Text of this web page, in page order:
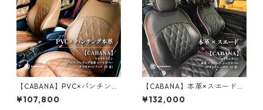
【CABANA】PVC×パンチング
本革 シートカバー ロイヤルラ
イン アフターヌーンティー（F
¥107,800
【CABANA】本革×スエード
シートカバー ロイヤルライン
ブラックレーベル（F系）
¥132,000